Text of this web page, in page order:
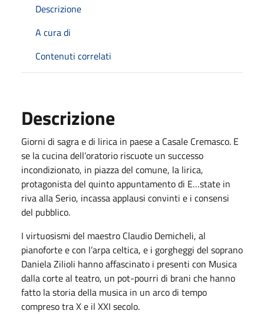
Descrizione
A cura di
Contenuti correlati
Descrizione
Giorni di sagra e di lirica in paese a Casale Cremasco. E
se la cucina dell’oratorio riscuote un successo
incondizionato, in piazza del comune, la lirica,
protagonista del quinto appuntamento di E…state in
riva alla Serio, incassa applausi convinti e i consensi
del pubblico.
I virtuosismi del maestro Claudio Demicheli, al
pianoforte e con l’arpa celtica, e i gorgheggi del soprano
Daniela Zilioli hanno affascinato i presenti con Musica
dalla corte al teatro, un pot-pourri di brani che hanno
fatto la storia della musica in un arco di tempo
compreso tra X e il XXI secolo.